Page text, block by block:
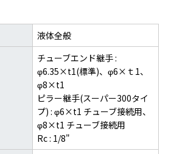
液体全般
チューブエンド継手 :
φ6.35×t1(標準)、φ6×ｔ1、
φ8×t1
ピラー継手(スーパー300タイ
プ) : φ6×t1 チューブ接続用、
φ8×t1 チューブ接続用
Rc : 1/8"